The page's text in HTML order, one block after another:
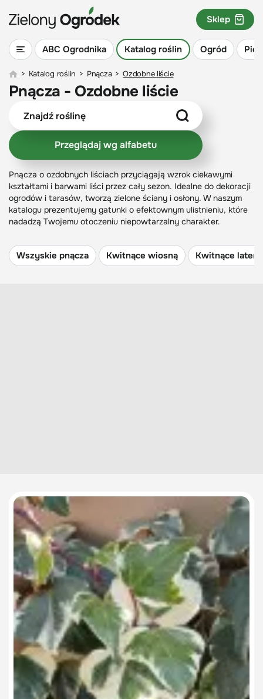
ABC Ogrodnika Katalog roślin Ogród
Sklep
> Katalog roślin > Pnącza > Ozdobne liście
Pnącza - Ozdobne liście
Przeglądaj wg alfabetu
Pnącza o ozdobnych liściach przyciągają wzrok ciekawymi
kształtami i barwami liści przez cały sezon. Idealne do dekoracji
ogrodów i tarasów, tworzą zielone ściany i osłony. W naszym
katalogu prezentujemy gatunki o efektownym ulistnieniu, które
nadadzą Twojemu otoczeniu niepowtarzalny charakter.
Wszyskie pnącza Kwitnące wiosną Kwitnące latem